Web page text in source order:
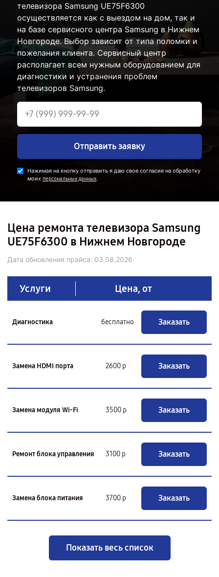
телевизора Samsung UE75F6300
осуществляется как с выездом на дом, так и
на базе сервисного центра Samsung в Нижнем
Новгороде. Выбор зависит от типа поломки и
пожелания клиента. Сервисный центр
располагает всем нужным оборудованием для
диагностики и устранения проблем
телевизоров Samsung.
Отправить заявку
Нажимая на кнопку отправить я даю свое согласие на обработку
моих персональных данных.
Цена ремонта телевизора Samsung
UE75F6300 в Нижнем Новгороде
Дата обновления прайса: 03.08.2026
Услуги Цена, от
Диагностика бесплатно Заказать
Замена HDMI порта 2600 р Заказать
Замена модуля Wi-Fi 3500 р Заказать
Ремонт блока управления 3100 р Заказать
Замена блока питания 3700 р Заказать
Показать весь список